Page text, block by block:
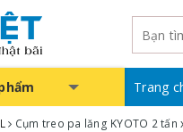
Trang
Cụm treo pa lăng KYOTO 2 tấn